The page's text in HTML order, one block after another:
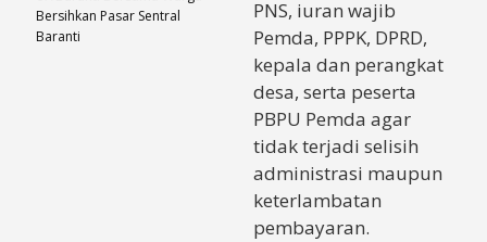
PNS, iuran wajib
Pemda, PPPK, DPRD,
kepala dan perangkat
desa, serta peserta
PBPU Pemda agar
tidak terjadi selisih
administrasi maupun
keterlambatan
pembayaran.
Bersihkan Pasar Sentral
Baranti